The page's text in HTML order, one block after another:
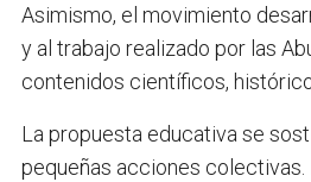
Asimismo, el movimiento
y al trabajo realizado por las
contenidos científicos,
La propuesta educativa se
pequeñas acciones